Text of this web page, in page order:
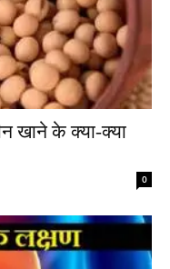
खाने के क्या-क्या
0